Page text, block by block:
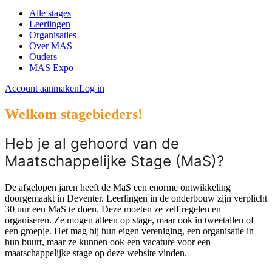
Alle stages
Leerlingen
Organisaties
Over MAS
Ouders
MAS Expo
Account aanmakenLog in
Welkom stagebieders!
Heb je al gehoord van de
Maatschappelijke Stage (MaS)?
De afgelopen jaren heeft de MaS een enorme ontwikkeling
doorgemaakt in Deventer. Leerlingen in de onderbouw zijn verplicht
30 uur een MaS te doen. Deze moeten ze zelf regelen en
organiseren. Ze mogen alleen op stage, maar ook in tweetallen of
een groepje. Het mag bij hun eigen vereniging, een organisatie in
hun buurt, maar ze kunnen ook een vacature voor een
maatschappelijke stage op deze website vinden.